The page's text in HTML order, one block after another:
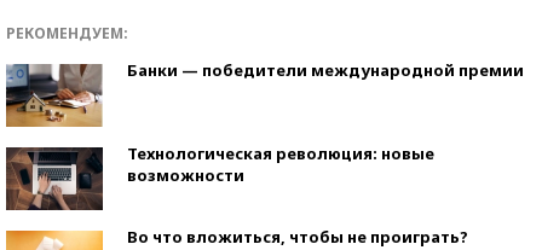
РЕКОМЕНДУЕМ:
Банки — победители международной премии
Технологическая революция: новые
возможности
Во что вложиться, чтобы не проиграть?